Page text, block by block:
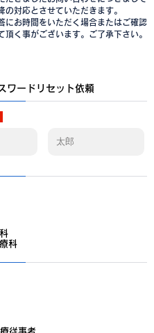
の対応とさせていただきます。
にお時間をいただく場合またはご確認
頂く事がございます。ご了承下さい。
ワードリセット依頼
科